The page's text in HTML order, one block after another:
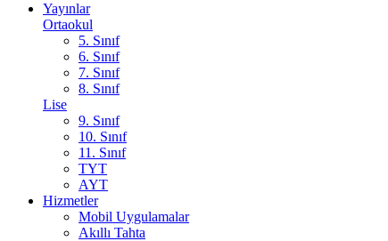
Yayınlar
Ortaokul
5. Sınıf
6. Sınıf
7. Sınıf
8. Sınıf
Lise
9. Sınıf
10. Sınıf
11. Sınıf
TYT
AYT
Hizmetler
Mobil Uygulamalar
Akıllı Tahta